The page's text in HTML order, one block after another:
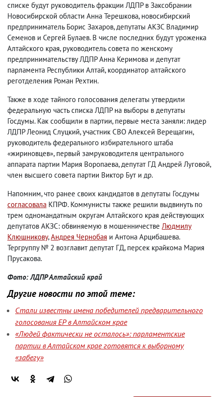
списке будут руководитель фракции ЛДПР в Заксобрании
Новосибирской области Анна Терешкова, новосибирский
предприниматель Борис Захаров, депутаты АКЗС Владимир
Семенов и Сергей Булаев. В числе последних будут уроженка
Алтайского края, руководитель совета по женскому
предпринимательству ЛДПР Анна Керимова и депутат
парламента Республики Алтай, координатор алтайского
реготделения Роман Рехтин.
Также в ходе тайного голосования делегаты утвердили
федеральную часть списка ЛДПР на выборы в депутаты
Госдумы. Как сообщили в партии, первые места заняли: лидер
ЛДПР Леонид Слуцкий, участник СВО Алексей Верещагин,
руководитель федерального избирательного штаба
«жириновцев», первый замруководителя центрального
аппарата партии Мария Воропаева, депутат ГД Андрей Луговой,
член высшего совета партии Виктор Бут и др.
Напомним, что ранее своих кандидатов в депутаты Госдумы
согласовала КПРФ. Коммунисты также решили выдвинуть по
трем одномандатным округам Алтайского края действующих
депутатов АКЗС: обвиняемую в мошенничестве Людмилу
Клюшникову,Андрея Чернобая и Антона Арцибашева.
Тергруппу № 2 возглавит депутат ГД, персек крайкома Мария
Прусакова.
Фото: ЛДПР Алтайский край
Другие новости по этой теме:
Стали известны имена победителей предварительного
голосования ЕР в Алтайском крае
«Людей фактически не осталось»: парламентские
партии в Алтайском крае готовятся к выборному
«забегу»